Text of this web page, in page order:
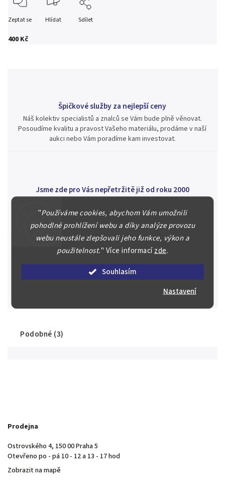
"Používáme cookies, abychom Vám umožnili
pohodlné prohlížení webu a díky analýze provozu
webu neustále zlepšovali jeho funkce, výkon a
použitelnost." Více informacízde.
Souhlasím
Nastavení
400 Kč
Zeptat se Hlídat Sdílet
Špičkové služby za nejlepší ceny
Náš kolektiv specialistů a znalců se Vám bude plně věnovat.
Posoudíme kvalitu a pravost Vašeho materiálu, prodáme v naší
aukci nebo Vám poradíme kam investovat.
Jsme zde pro Vás nepřetržitě již od roku 2000
jednotlivé kusy unikátních mincí, bankovek, řádů a vyznamenání
za rekordní ceny.
Stovky spokojených zákazníků
Máme řadu spokojených sběratelů a investorů nejen z České
republiky, ale i z Evropy a ze světa.
Podobné (3)
Prodejna
Ostrovského 4, 150 00 Praha 5
Otevřeno po - pá 10 - 12 a 13 - 17 hod
Zobrazit na mapě